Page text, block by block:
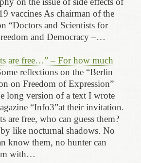
vaccines As chairman of the
“Doctors and Scientists for
and Democracy –…
are free…” – For how much
reflections on the “Berlin
on Freedom of Expression”
long version of a text I wrote
“Info3”at their invitation.
are free, who can guess them?
like nocturnal shadows. No
know them, no hunter can
with…